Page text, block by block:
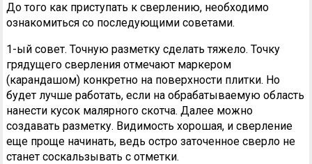
До того как приступать к сверлению, необходимо
ознакомиться со последующими советами.
1-ый совет. Точную разметку сделать тяжело. Точку
грядущего сверления отмечают маркером
(карандашом) конкретно на поверхности плитки. Но
будет лучше работать, если на обрабатываемую область
нанести кусок малярного скотча. Далее можно
создавать разметку. Видимость хорошая, и сверление
еще проще начинать, ведь остро заточенное сверло не
станет соскальзывать с отметки.